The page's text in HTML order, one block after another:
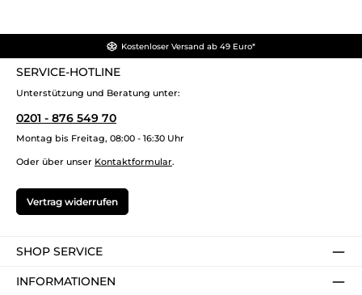
Kostenloser Versand ab 49 Euro*
SERVICE-HOTLINE
Unterstützung und Beratung unter:
0201 - 876 549 70
Montag bis Freitag, 08:00 - 16:30 Uhr
Oder über unser Kontaktformular.
Vertrag widerrufen
SHOP SERVICE
INFORMATIONEN